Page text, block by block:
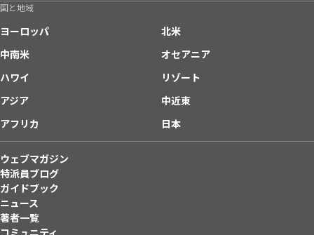
国と地域
ヨーロッパ
北米
中南米
オセアニア
ハワイ
リゾート
アジア
中近東
アフリカ
日本
ウェブマガジン
特派員ブログ
ガイドブック
ニュース
著者一覧
コミュニティ